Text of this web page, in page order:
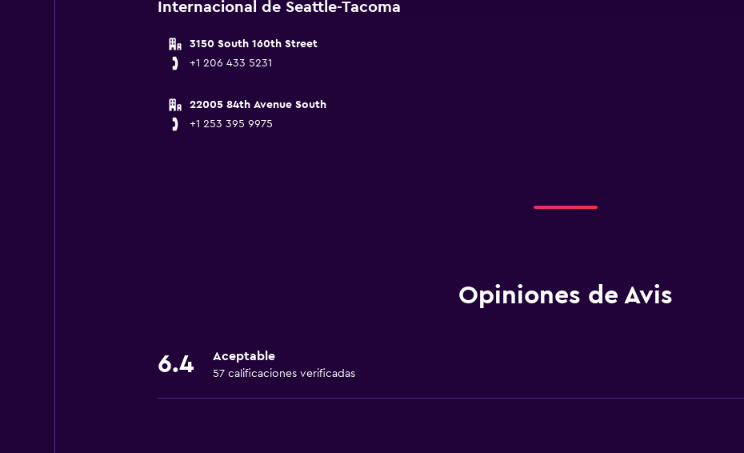
Internacional de Seattle-Tacoma
3150 South 160th Street
+1 206 433 5231
22005 84th Avenue South
+1 253 395 9975
Opiniones de Avis
6.4 Aceptable
57 calificaciones verificadas